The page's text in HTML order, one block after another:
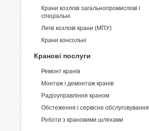
Крани козлові загальнопромислові і
спеціальні
Легкі козлові крани (МПУ)
Крани консольні
Кранові послуги
Ремонт кранів
Монтаж і демонтаж кранів
Pадіоуправління краном
Обстеження і сервісне обслуговування
Роботи з крановими шляхами